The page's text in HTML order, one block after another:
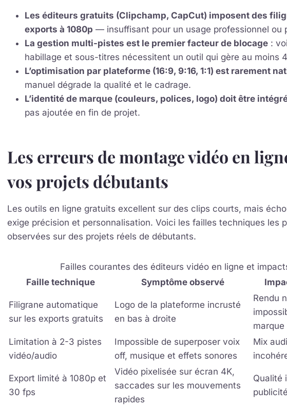
Les éditeurs gratuits (Clipchamp, CapCut) imposent des
exports à 1080p — insuffisant pour un usage professionnel ou
La gestion multi-pistes est le premier facteur de blocage :
habillage et sous-titres nécessitent un outil qui gère au moins
L’optimisation par plateforme (16:9, 9:16, 1:1) est rarement
manuel dégrade la qualité et le cadrage.
L’identité de marque (couleurs, polices, logo) doit être
pas ajoutée en fin de projet.
Les erreurs de montage vidéo en
vos projets débutants
Les outils en ligne gratuits excellent sur des clips courts, mais
exige précision et personnalisation. Voici les failles techniques les
observées sur des projets réels de débutants.
Failles courantes des éditeurs vidéo en ligne et
Faille technique
Symptôme observé
Filigrane automatique
sur les exports gratuits
Logo de la plateforme incrusté
en bas à droite
Rendu
marque
Limitation à 2-3 pistes
vidéo/audio
Impossible de superposer voix
off, musique et effets sonores
Mix
Export limité à 1080p et
30 fps
Vidéo pixelisée sur écran 4K,
saccades sur les mouvements
rapides
Qualité